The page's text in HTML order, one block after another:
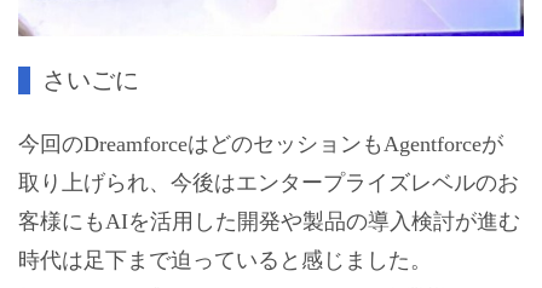
さいごに
今回のDreamforceはどのセッションもAgentforceが
取り上げられ、今後はエンタープライズレベルのお
客様にもAIを活用した開発や製品の導入検討が進む
時代は足下まで迫っていると感じました。